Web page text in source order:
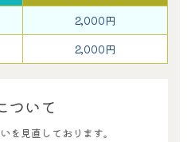
2,000円
2,000円
ついて
を見直しております。